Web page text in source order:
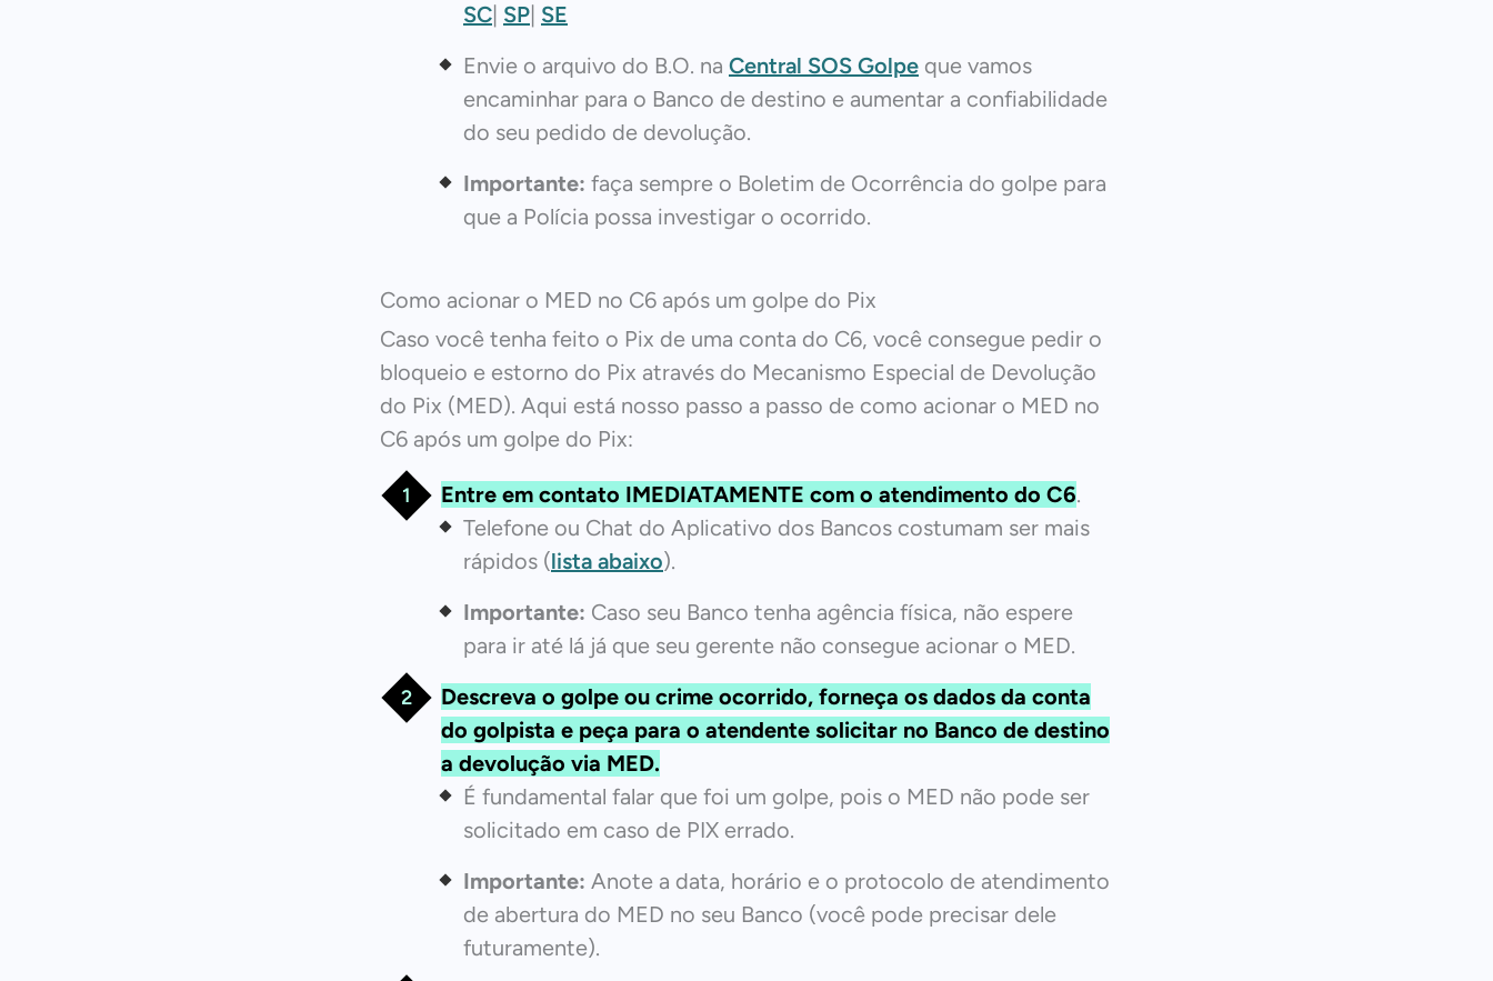
SC| SP| SE
Envie o arquivo do B.O. na Central SOS Golpe que vamos
encaminhar para o Banco de destino e aumentar a confiabilidade
do seu pedido de devolução.
Importante: faça sempre o Boletim de Ocorrência do golpe para
que a Polícia possa investigar o ocorrido.
Como acionar o MED no C6 após um golpe do Pix
Caso você tenha feito o Pix de uma conta do C6, você consegue pedir o
bloqueio e estorno do Pix através do Mecanismo Especial de Devolução
do Pix (MED). Aqui está nosso passo a passo de como acionar o MED no
C6 após um golpe do Pix:
Entre em contato IMEDIATAMENTE com o atendimento do C6.
Telefone ou Chat do Aplicativo dos Bancos costumam ser mais
rápidos (lista abaixo).
Importante: Caso seu Banco tenha agência física, não espere
para ir até lá já que seu gerente não consegue acionar o MED.
Descreva o golpe ou crime ocorrido, forneça os dados da conta
do golpista e peça para o atendente solicitar no Banco de destino
a devolução via MED.
É fundamental falar que foi um golpe, pois o MED não pode ser
solicitado em caso de PIX errado.
Importante: Anote a data, horário e o protocolo de atendimento
de abertura do MED no seu Banco (você pode precisar dele
futuramente).